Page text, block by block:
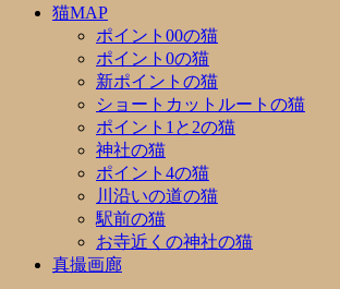
猫MAP
ポイント00の猫
ポイント0の猫
新ポイントの猫
ショートカットルートの猫
ポイント1と2の猫
神社の猫
ポイント4の猫
川沿いの道の猫
駅前の猫
お寺近くの神社の猫
真撮画廊